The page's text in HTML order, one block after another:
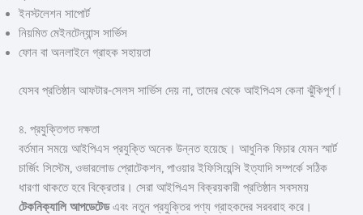
ইনস্টলেশন সাপোর্ট
নিয়মিত মেইনটেন্যান্স সার্ভিস
ফোন বা অনলাইনে গ্রাহক সহায়তা
যেসব প্রতিষ্ঠান আফটার-সেলস সার্ভিস দেয় না, তাদের থেকে আইপিএস কেনা ঝুঁকিপূর্ণ।
৪. প্রযুক্তিগত দক্ষতা
বর্তমান সময়ে আইপিএস প্রযুক্তি অনেক উন্নত হয়েছে। আধুনিক ফিচার যেমন স্মার্ট
চার্জিং সিস্টেম, ওভারলোড প্রোটেকশন, পাওয়ার ইফিসিয়েন্সি ইত্যাদি সম্পর্কে সঠিক
ধারণা থাকতে হবে বিক্রেতার। সেরা আইপিএস বিক্রয়কারী প্রতিষ্ঠান সবসময়
টেকনিক্যালি আপডেটেডএবং নতুন প্রযুক্তির পণ্য গ্রাহকদের সরবরাহ করে।